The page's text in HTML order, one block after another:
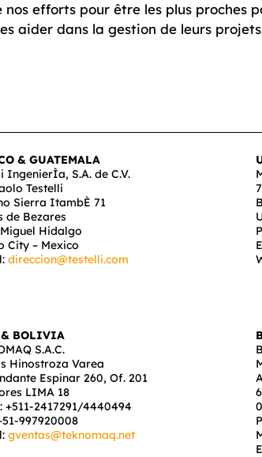
efforts pour être les plus proches
aider dans la gestion de leurs
& GUATEMALA
IngenierÌa, S.A. de C.V.
Testelli
Sierra ItambÈ 71
de Bezares
Miguel Hidalgo
City – Mexico
direccion@testelli.com
& BOLIVIA
S.A.C.
Hinostroza Varea
Espinar 260, Of. 201
LIMA 18
+511-2417291/4440494
997920008
gventas@teknomaq.net